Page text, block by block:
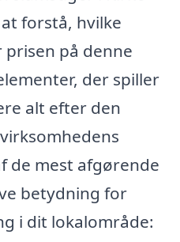
forstå, hvilke
på denne
der spiller
alt efter den
de mest afgørende
betydning for
i dit lokalområde: